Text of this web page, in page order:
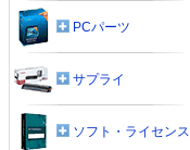
PCパーツ
サプライ
ソフト・ライセンス